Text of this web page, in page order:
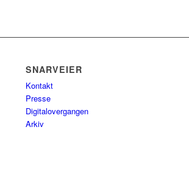
SNARVEIER
Kontakt
Presse
Digitalovergangen
Arkiv